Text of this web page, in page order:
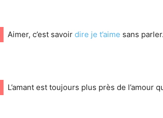
Aimer, c’est savoir dire je t’aime sans parler.
L’amant est toujours plus près de l’amour